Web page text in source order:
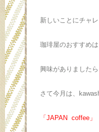
新しいことにチャ
珈琲屋のおすすめ
興味がありました
さて今月は、
「JAPAN coffee」